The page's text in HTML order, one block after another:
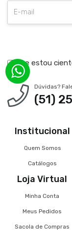
Li e estou
Dúvidas?
(51)
Institucional
Quem Somos
Catálogos
Loja Virtual
Minha Conta
Meus Pedidos
Sacola de Compras